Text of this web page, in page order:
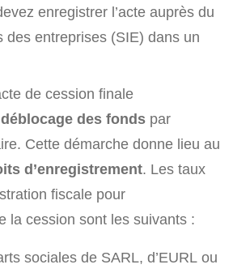
enregistrer l’acte auprès du
des entreprises (SIE) dans un
de cession finale
déblocage des fonds par
Cette démarche donne lieu au
d’enregistrement. Les taux
fiscale pour
la cession sont les suivants :
sociales de SARL, d’EURL ou